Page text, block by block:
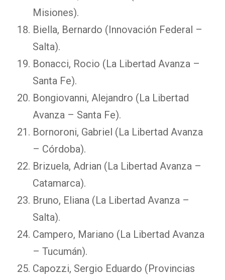
Misiones).
Biella, Bernardo (Innovación Federal –
Salta).
Bonacci, Rocio (La Libertad Avanza –
Santa Fe).
Bongiovanni, Alejandro (La Libertad
Avanza – Santa Fe).
Bornoroni, Gabriel (La Libertad Avanza
– Córdoba).
Brizuela, Adrian (La Libertad Avanza –
Catamarca).
Bruno, Eliana (La Libertad Avanza –
Salta).
Campero, Mariano (La Libertad Avanza
– Tucumán).
Capozzi, Sergio Eduardo (Provincias